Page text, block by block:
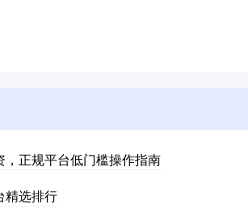
，正规平台低门槛操作指南
精选排行